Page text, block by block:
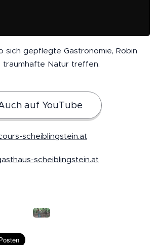
sich gepflegte Gastronomie, Robin
traumhafte Natur treffen.
auf YouTube
scheiblingstein.at
scheiblingstein.at